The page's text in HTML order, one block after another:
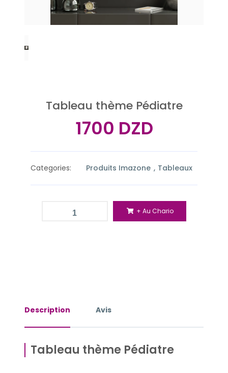
Tableau thème Pédiatre
1700 DZD
Categories: Produits Imazone Tableaux
+ Au Chario
Description Avis
Tableau thème Pédiatre